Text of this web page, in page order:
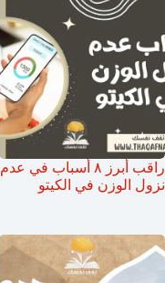
راقب أبرز ٨ أسباب في عدم
نزول الوزن في الكيتو